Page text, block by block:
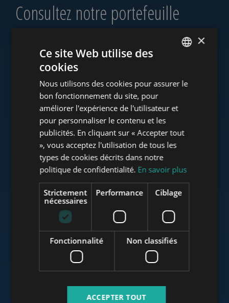
Consultez notre portefeuille
www.towerassistance.com
www.mybudapesthome.com
www.budapestluxuryapartments.hu
www.budapestoffices.net
HUNGARIAN
FRENCH
ITALIAN
RUSSIAN
ARABIC
×
Ce site Web utilise des
cookies
Nous utilisons des cookies pour assurer le
bon fonctionnement du site, pour
améliorer l'expérience de l'utilisateur et
pour personnaliser le contenu et les
publicités. En cliquant sur « Accepter tout
», vous acceptez l'utilisation de tous les
types de cookies décrits dans notre
politique de confidentialité. En savoir plus
Strictement
nécessaires
Performance Ciblage
Fonctionnalité Non classifiés
ACCEPTER TOUT